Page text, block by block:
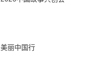
美丽中国行